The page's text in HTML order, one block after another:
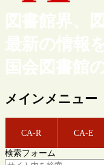
図書館界、
最新の情報
国会図書館
メインメニュー
CA-R CA-E
検索フォーム